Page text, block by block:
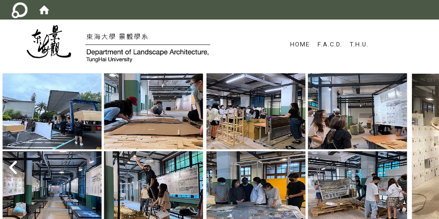
:::
HOME F.A.C.D. T.H.U.